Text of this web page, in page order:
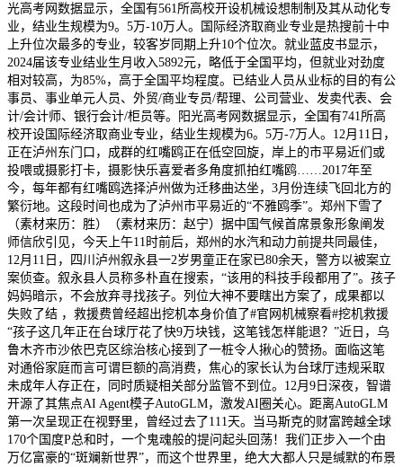
光高考网数据显示，全国有561所高校开设机械设想制制及其从动化专
业，结业生规模为9。5万-10万人。国际经济取商业专业是热搜前十中
上升位次最多的专业，较客岁同期上升10个位次。就业蓝皮书显示，
2024届该专业结业生月收入5892元，略低于全国平均，但就业对劲度
相对较高，为85%，高于全国平均程度。已结业人员从业标的目的有公
事员、事业单元人员、外贸/商业专员/帮理、公司营业、发卖代表、会
计/会计师、银行会计/柜员等。阳光高考网数据显示，全国有741所高
校开设国际经济取商业专业，结业生规模为6。5万-7万人。12月11日，
正在泸州东门口，成群的红嘴鸥正在低空回旋，岸上的市平易近们或
投喂或摄影打卡，摄影快乐喜爱者多角度抓拍红嘴鸥……2017年至
今，每年都有红嘴鸥选择泸州做为迁移曲达坐，3月份连续飞回北方的
繁衍地。这段时间也成为了泸州市平易近的“不雅鸥季”。郑州下雪了
（素材来历：胜）（素材来历：赵宁）据中国气候首席景象形象阐发
师信欣引见，今天上午11时前后，郑州的水汽和动力前提共同最佳，
12月11日，四川泸州叙永县一2岁男童正在家已80余天，警方以被案立
案侦查。叙永县人员称多朴直在搜索，“该用的科技手段都用了”。孩子
妈妈暗示，不会放弃寻找孩子。列位大神不要瞎出方案了，成果都以
失败了结 ，救援费曾经超出挖机本身价值了#官网机械察看#挖机救援
“孩子这几年正在台球厅花了快9万块钱，这笔钱怎样能退？”近日，乌
鲁木齐市沙依巴克区综治核心接到了一桩令人揪心的赞扬。面临这笔
对通俗家庭而言可谓巨额的高消费，焦心的家长认为台球厅违规采取
未成年人存正在，同时质疑相关部分监管不到位。12月9日深夜，智谱
开源了其焦点AI Agent模子AutoGLM，激发AI圈关心。距离AutoGLM
第一次呈现正在视野里，曾经过去了111天。当马斯克的财富跨越全球
170个国度P总和时，一个鬼魂般的提问起头回荡！我们正步入一个由
万亿富豪的“斑斓新世界”，而这个世界里，绝大大都人只是缄默的布景